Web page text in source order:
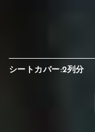
シートカバー:2列分